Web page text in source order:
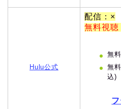
Hulu公式
配信：×
無料視聴
無
無
込)